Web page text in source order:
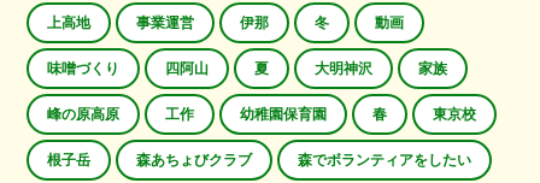
上高地 事業運営 伊那 冬 動画
味噌づくり 四阿山 夏 大明神沢 家族
峰の原高原 工作 幼稚園保育園 春 東京校
根子岳 森あちょびクラブ 森でボランティアをしたい